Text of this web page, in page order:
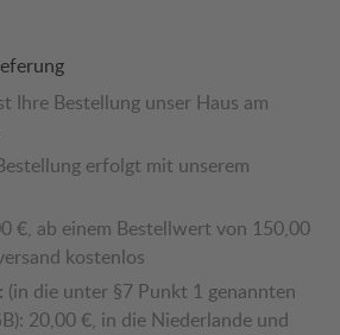
Ihre Bestellung unser Haus am
erfolgt mit unserem
€, ab einem Bestellwert von 150,00
kostenlos
(in die unter §7 Punkt 1 genannten
20,00 €, in die Niederlande und